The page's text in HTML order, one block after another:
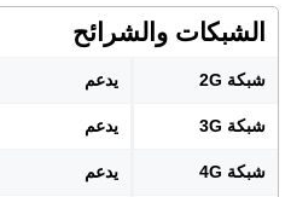
الشبكات والشرائح
شبكة 2G يدعم
شبكة 3G يدعم
شبكة 4G يدعم